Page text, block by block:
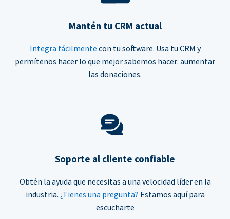
Mantén tu CRM actual
Integra fácilmente con tu software. Usa tu CRM y
permítenos hacer lo que mejor sabemos hacer: aumentar
las donaciones.
Soporte al cliente confiable
Obtén la ayuda que necesitas a una velocidad líder en la
industria. ¿Tienes una pregunta? Estamos aquí para
escucharte